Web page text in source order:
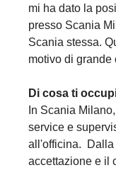
mi ha dato la
presso Scania
Scania stessa.
motivo di grande
Di cosa ti
In Scania
service e
all'officina. Dalla
accettazione e il